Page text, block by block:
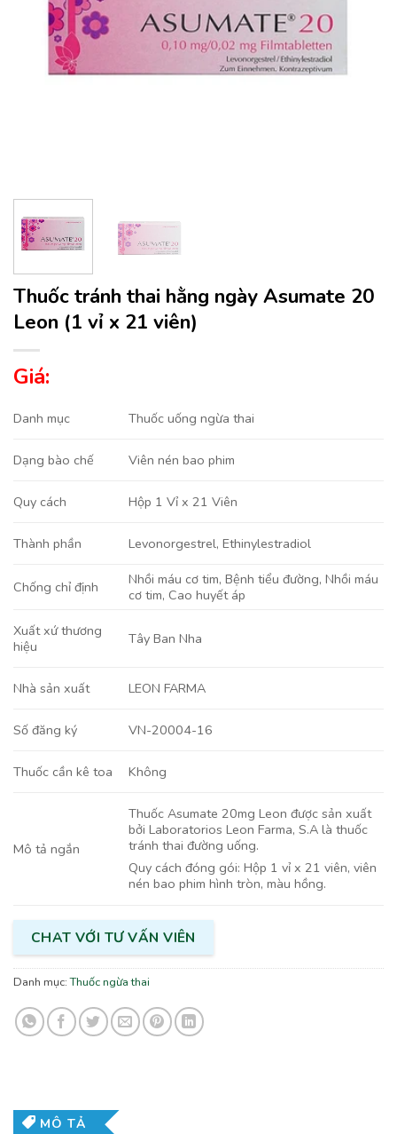
Thuốc tránh thai hằng ngày Asumate 20
Leon (1 vỉ x 21 viên)
Giá:
Danh mục Thuốc uống ngừa thai
Dạng bào chế Viên nén bao phim
Quy cách Hộp 1 Vỉ x 21 Viên
Thành phần Levonorgestrel,Ethinylestradiol
Chống chỉ định
Nhồi máu cơ tim, Bệnh tiểu đường, Nhồi máu
cơ tim, Cao huyết áp
Xuất xứ thương
hiệu
Tây Ban Nha
Nhà sản xuất LEON FARMA
Số đăng ký VN-20004-16
Thuốc cần kê toa Không
Mô tả ngắn
Thuốc Asumate 20mg Leon được sản xuất
bởi Laboratorios Leon Farma, S.A là thuốc
tránh thai đường uống.
Quy cách đóng gói: Hộp 1 vỉ x 21 viên, viên
nén bao phim hình tròn, màu hồng.
CHAT VỚI TƯ VẤN VIÊN
Danh mục:Thuốc ngừa thai
MÔ TẢ